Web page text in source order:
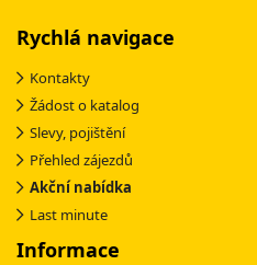
Rychlá navigace
Kontakty
Žádost o katalog
Slevy, pojištění
Přehled zájezdů
Akční nabídka
Last minute
Informace